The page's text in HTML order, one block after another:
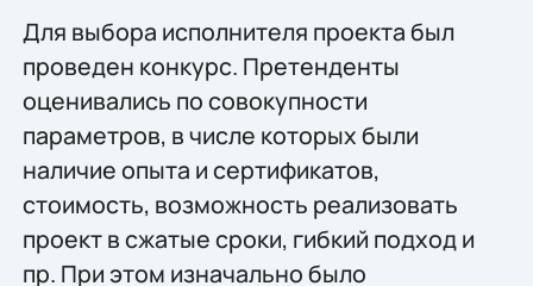
Для выбора исполнителя проекта был
проведен конкурс. Претенденты
оценивались по совокупности
параметров, в числе которых были
наличие опыта и сертификатов,
стоимость, возможность реализовать
проект в сжатые сроки, гибкий подход и
пр. При этом изначально было